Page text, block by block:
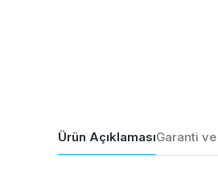
Ürün AçıklamasıGaranti